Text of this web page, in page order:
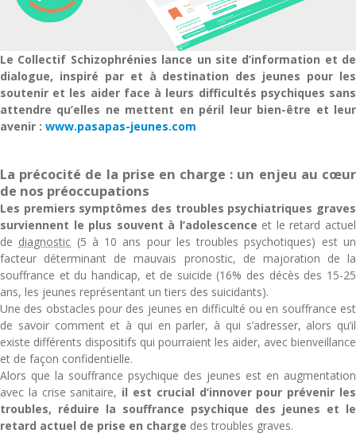
Le Collectif Schizophrénies lance un site d’information et de
dialogue, inspiré par et à destination des jeunes pour les
soutenir et les aider face à leurs difficultés psychiques sans
attendre qu’elles ne mettent en péril leur bien-être et leur
avenir : www.pasapas-jeunes.com
La précocité de la prise en charge : un enjeu au cœur
de nos préoccupations
Les premiers symptômes des troubles psychiatriques graves
surviennent le plus souvent à l’adolescence et le retard actuel
de diagnostic (5 à 10 ans pour les troubles psychotiques) est un
facteur déterminant de mauvais pronostic, de majoration de la
souffrance et du handicap, et de suicide (16% des décès des 15-25
ans, les jeunes représentant un tiers des suicidants).
Une des obstacles pour des jeunes en difficulté ou en souffrance est
de savoir comment et à qui en parler, à qui s’adresser, alors qu’il
existe différents dispositifs qui pourraient les aider, avec bienveillance
et de façon confidentielle.
Alors que la souffrance psychique des jeunes est en augmentation
avec la crise sanitaire, il est crucial d’innover pour prévenir les
troubles, réduire la souffrance psychique des jeunes et le
retard actuel de prise en charge des troubles graves.